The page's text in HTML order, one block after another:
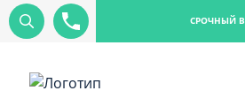
СРОЧНЫЙ